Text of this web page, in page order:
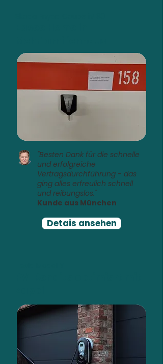
"Besten Dank für die schnelle
und erfolgreiche
Vertragsdurchführung - das
ging alles erfreulich schnell
und reibungslos."
Kunde aus München
Detais ansehen